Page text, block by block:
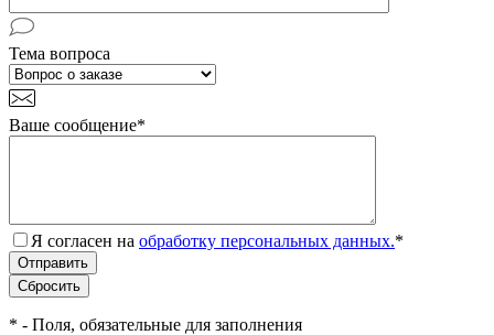
Тема вопроса
Ваше сообщение*
Я согласен на обработку персональных данных.*
* - Поля, обязательные для заполнения